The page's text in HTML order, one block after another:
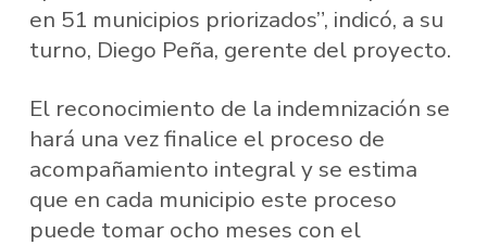
en 51 municipios priorizados”, indicó, a su
turno, Diego Peña, gerente del proyecto.
El reconocimiento de la indemnización se
hará una vez finalice el proceso de
acompañamiento integral y se estima
que en cada municipio este proceso
puede tomar ocho meses con el